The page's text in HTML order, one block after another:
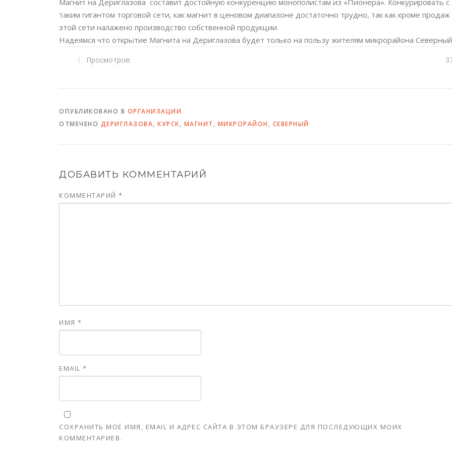
Магнит на Дериглазова составит достойную конкуренцию монополистам из «Пионера». Конкурировать с
таким гигантом торговой сети, как магнит в ценовом диапазоне достаточно трудно, так как кроме продаж
этой сети налажено производство собственной продукции.
Надеямся что открытие Магнита на Дериглазова будет только на пользу жителям микрорайона
Просмотров:
ОПУБЛИКОВАНО В ОРГАНИЗАЦИИ
ОТМЕЧЕНО ДЕРИГЛАЗОВА, КУРСК, МАГНИТ, МИКРОРАЙОН, СЕВЕРНЫЙ
ДОБАВИТЬ КОММЕНТАРИЙ
КОММЕНТАРИЙ *
ИМЯ *
EMAIL *
СОХРАНИТЬ МОЁ ИМЯ, EMAIL И АДРЕС САЙТА В ЭТОМ БРАУЗЕРЕ ДЛЯ ПОСЛЕДУЮЩИХ МОИХ
КОММЕНТАРИЕВ.